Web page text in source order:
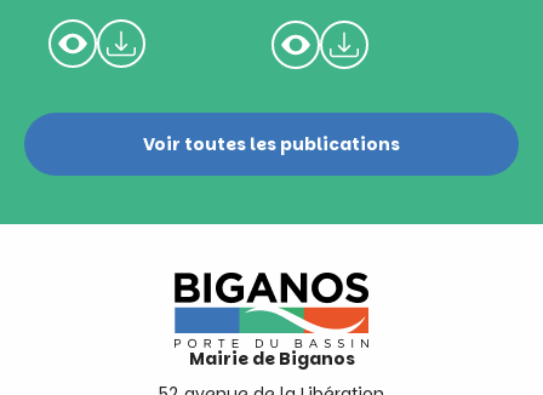
Voir toutes les publications
Mairie de Biganos